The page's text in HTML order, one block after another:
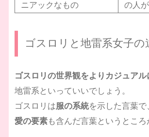
ニアックなもの
の人
ゴスロリと地雷系女子の
ゴスロリの世界観をよりカジュア
地雷系といっていいでしょう。
ゴスロリは服の系統を示した言葉で
愛の要素も含んだ言葉というところ